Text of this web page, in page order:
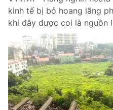
Photo
Video
VTV Money
VTV Sức khoẻ
kinh tế bị bỏ hoang lãng
khi đây được coi là nguồn